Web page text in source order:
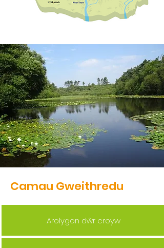
Camau Gweithredu
Arolygon dŵr croyw